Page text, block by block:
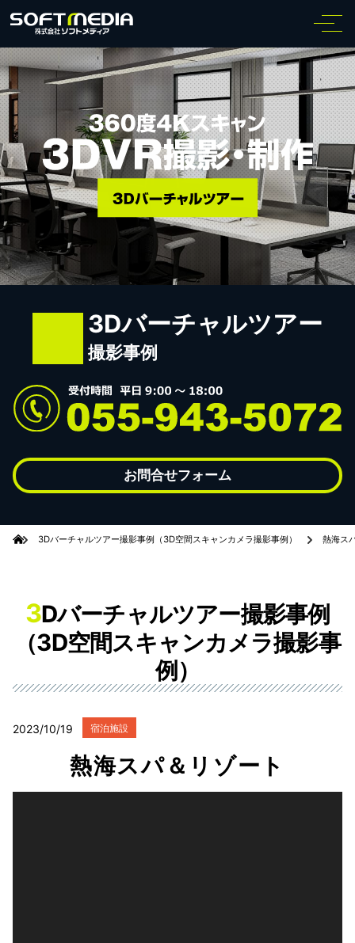
3Dバーチャルツアー
撮影事例
お問合せフォーム
3Dバーチャルツアー撮影事例（3D空間スキャンカメラ撮影事例） 熱海ス
3Dバーチャルツアー撮影事例
（3D空間スキャンカメラ撮影事
例）
2023/10/19 宿泊施設
熱海スパ＆リゾート